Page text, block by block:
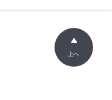
上へ